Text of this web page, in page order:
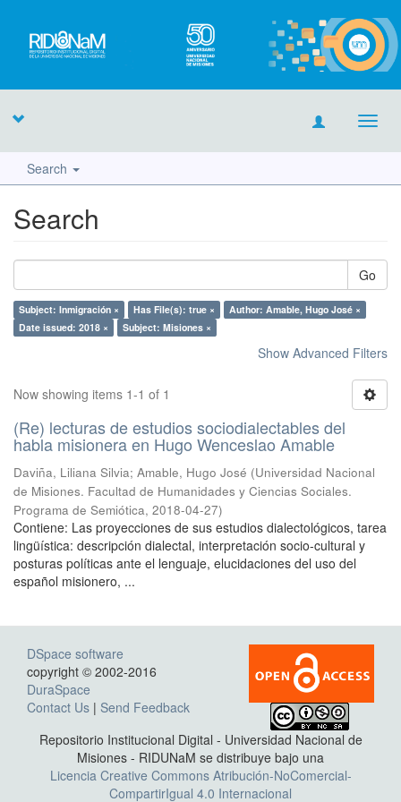
Search
Search
Go
Subject: Inmigración × Has File(s): true ×
Author: Amable, Hugo José ×
Date issued: 2018 ×
Subject: Misiones ×
Show Advanced Filters
Now showing items 1-1 of 1
(Re) lecturas de estudios sociodialectables del
habla misionera en Hugo Wenceslao Amable
Daviña, Liliana Silvia; Amable, Hugo José (Universidad Nacional
de Misiones. Facultad de Humanidades y Ciencias Sociales.
Programa de Semiótica, 2018-04-27)
Contiene: Las proyecciones de sus estudios dialectológicos, tarea
lingüística: descripción dialectal, interpretación socio-cultural y
posturas políticas ante el lenguaje, elucidaciones del uso del
español misionero, ...
DSpace software
copyright © 2002-2016
DuraSpace
Contact Us | Send Feedback
Repositorio Institucional Digital - Universidad Nacional de
Misiones - RIDUNaM se distribuye bajo una
Licencia Creative Commons Atribución-NoComercial-
CompartirIgual 4.0 Internacional